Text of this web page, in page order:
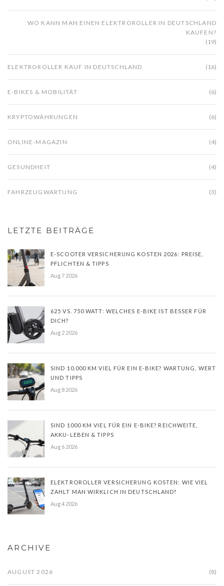
WO KANN MAN EINEN ELEKTROROLLER IN DEUTSCHLAND
KAUFEN?
(19)
ELEKTROROLLER KAUF IN DEUTSCHLAND (16)
E-BIKES & MOBILITÄT (6)
KRYPTOWÄHRUNGEN (6)
ONLINE-MAGAZIN (4)
GESUNDHEIT (4)
FAHRZEUGWARTUNG (3)
LETZTE BEITRÄGE
E-SCOOTER VERSICHERUNG KOSTEN 2026: PREISE,
PFLICHTEN & TIPPS
Aug 7 2026
625 VS. 750 WATT: WELCHES E-BIKE IST BESSER FÜR
DICH?
Aug 2 2026
SIND 10.000 KM VIEL FÜR EIN E-BIKE? WARTUNG, WERT
UND TIPPS
Aug 8 2026
SIND 1000 KM VIEL FÜR EIN E-BIKE? REICHWEITE,
AKKU-LEBEN & TIPPS
Aug 6 2026
ELEKTROROLLER VERSICHERUNG KOSTEN: WIE VIEL
ZAHLT MAN WIRKLICH IN DEUTSCHLAND?
Aug 4 2026
ARCHIVE
AUGUST 2026 (8)